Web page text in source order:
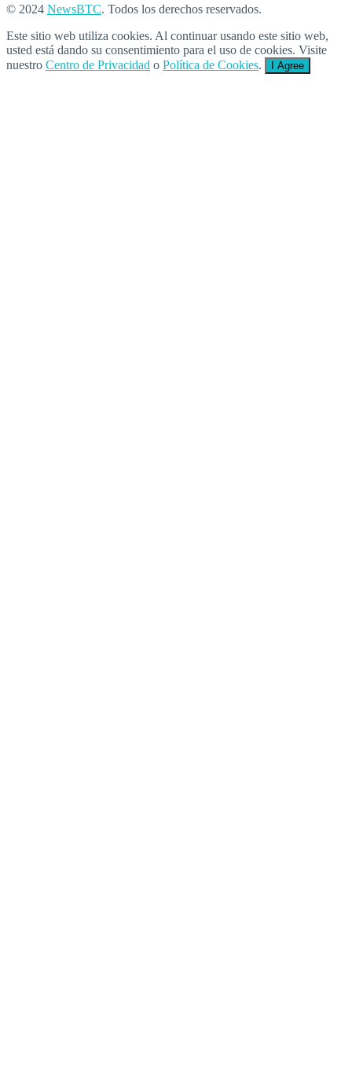
© 2024 NewsBTC. Todos los derechos reservados.
Este sitio web utiliza cookies. Al continuar usando este sitio web,
usted está dando su consentimiento para el uso de cookies. Visite
nuestro Centro de Privacidad o Política de Cookies. I Agree